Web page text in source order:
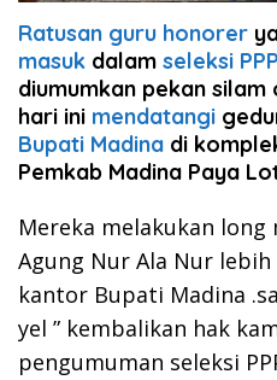
Ratusan guru honorer
masuk dalam seleksi
diumumkan pekan silam
hari ini mendatangi
Bupati Madina di
Pemkab Madina Paya
Mereka melakukan long
Agung Nur Ala Nur
kantor Bupati Madina
yel ” kembalikan hak
pengumuman seleksi